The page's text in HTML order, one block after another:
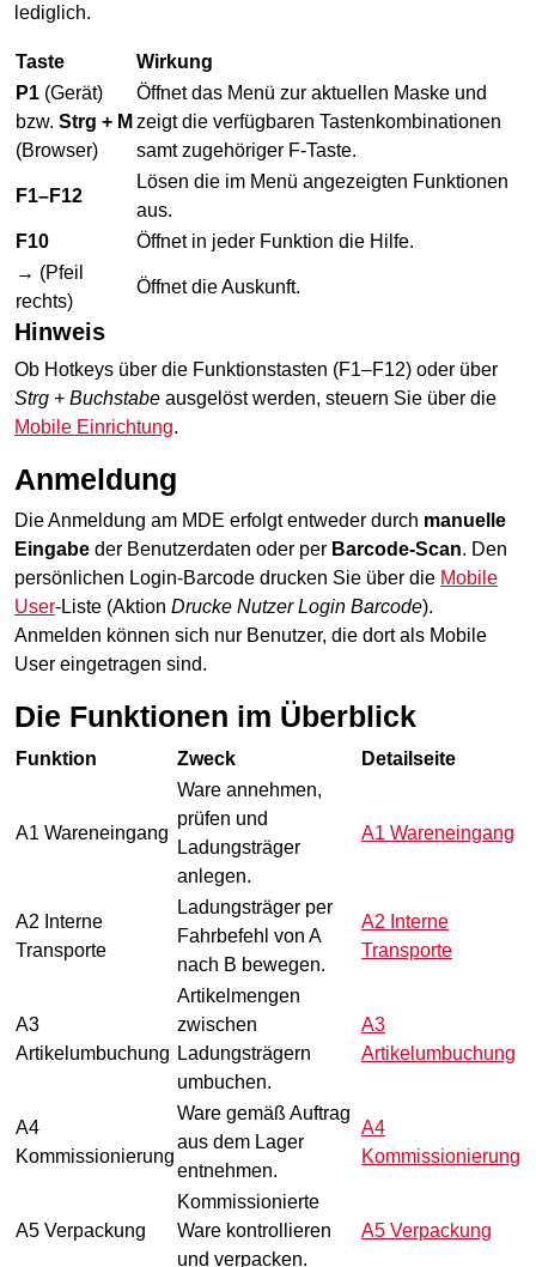
lediglich.
Taste
Wirkung
P1 (Gerät)
bzw. Strg + M
(Browser)
Öffnet das Menü zur aktuellen Maske und
zeigt die verfügbaren Tastenkombinationen
samt zugehöriger F-Taste.
F1–F12
Lösen die im Menü angezeigten Funktionen
aus.
F10
Öffnet in jeder Funktion die Hilfe.
→ (Pfeil
rechts)
Öffnet die Auskunft.
Hinweis
Ob Hotkeys über die Funktionstasten (F1–F12) oder über
Strg + Buchstabe ausgelöst werden, steuern Sie über die
Mobile Einrichtung.
Anmeldung
Die Anmeldung am MDE erfolgt entweder durch manuelle
Eingabe der Benutzerdaten oder per Barcode-Scan. Den
persönlichen Login-Barcode drucken Sie über die Mobile
User-Liste (Aktion Drucke Nutzer Login Barcode).
Anmelden können sich nur Benutzer, die dort als Mobile
User eingetragen sind.
Die Funktionen im Überblick
Funktion Zweck Detailseite
A1 Wareneingang
Ware annehmen,
prüfen und
Ladungsträger
anlegen.
A1 Wareneingang
A2 Interne
Transporte
Ladungsträger per
Fahrbefehl von A
nach B bewegen.
A2 Interne
Transporte
A3
Artikelumbuchung
Artikelmengen
zwischen
Ladungsträgern
umbuchen.
A3
Artikelumbuchung
A4
Kommissionierung
Ware gemäß Auftrag
aus dem Lager
entnehmen.
A4
Kommissionierung
A5 Verpackung
Kommissionierte
Ware kontrollieren
und verpacken.
A5 Verpackung